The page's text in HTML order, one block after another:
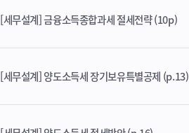
[세무설계] 금융소득종합과세 절세전략 (10p)
[세무설계] 양도소득세 장기보유특별공제 (p.13)